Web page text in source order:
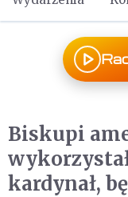
Biskupi
kardynał,